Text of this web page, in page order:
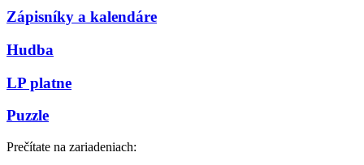
Zápisníky a kalendáre
Hudba
LP platne
Puzzle
Prečítate na zariadeniach: